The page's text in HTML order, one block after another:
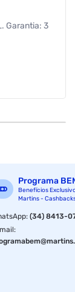
Garantia: 3
Programa
Benefícios
Martins -
:(34) 8413-
: